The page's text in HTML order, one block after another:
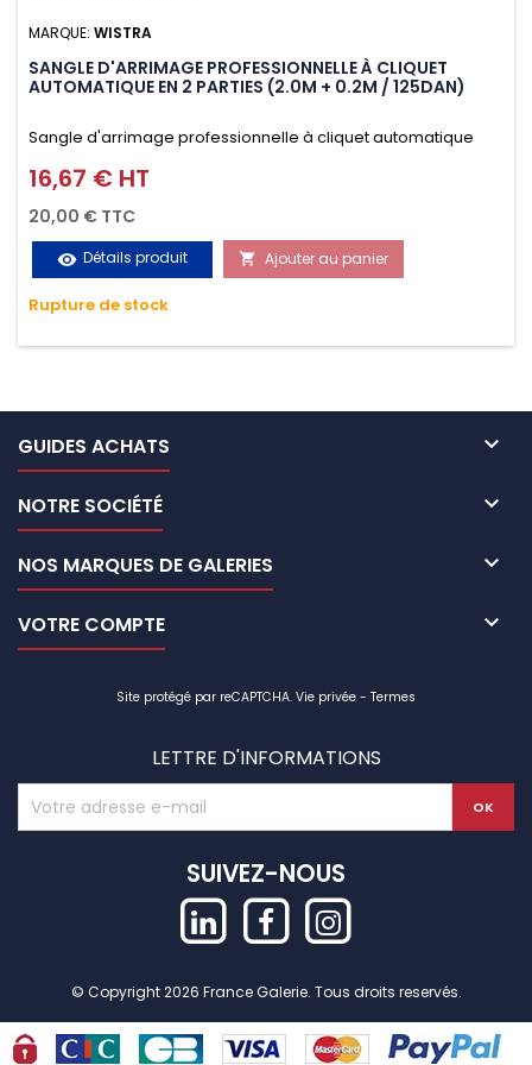
MARQUE: WISTRA
SANGLE D'ARRIMAGE PROFESSIONNELLE À CLIQUET
AUTOMATIQUE EN 2 PARTIES (2.0M + 0.2M / 125DAN)
Sangle d'arrimage professionnelle à cliquet automatique
avec crochet S en 2 parties (2.0M + 0.2M / 125daN), simple et
rapide d'utilisation. Permet d'arrimer et de sécuriser
vos chargements pendant le transport. Matière polyester
très résistante aux UV et aux variations de températures,
n'absorbe pas l'eau.
Prix
16,67 € HT
20,00 € TTC
visibility Détails produit  Ajouter au panier
Rupture de stock
GUIDES ACHATS 
NOTRE SOCIÉTÉ 
NOS MARQUES DE GALERIES 
VOTRE COMPTE 
Site protégé par reCAPTCHA. Vie privée - Termes
LETTRE D'INFORMATIONS
SUIVEZ-NOUS
© Copyright 2026 France Galerie. Tous droits reservés.